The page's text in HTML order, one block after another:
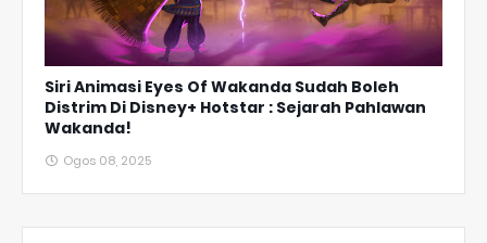
Siri Animasi Eyes Of Wakanda Sudah Boleh
Distrim Di Disney+ Hotstar : Sejarah Pahlawan
Wakanda!
Ogos 08, 2025